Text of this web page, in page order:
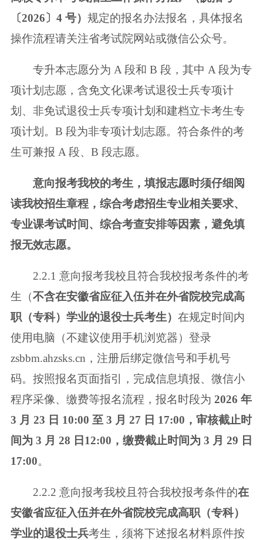
〔2026〕4 号） 规定的报名办法报名，具体报名
操作流程请关注省考试院网站或微信公众号。
专升本志愿分为 A 段和 B 段，其中 A 段为专
项计划志愿，含免文化课考试退役士兵专项计
划、非免试退役士兵专项计划和建档立卡考生专
项计划。B 段为非专项计划志愿。符合条件的考
生可兼报 A 段、B 段志愿。
意向报考我校的考生，填报志愿时须仔细阅
读我校招生章程，综合考虑招生专业相关要求、
专业课考试时间、综合考查安排等因素，避免填
报无效志愿。
2.2.1 意向报考我校且符合我校报考条件的考
生（不含在安徽省应征入伍并在外省院校完成高
职（专科）学业的退役士兵考生） 在规定时间内
使用电脑（不建议使用手机浏览器）登录
zsbbm.ahzsks.cn，注册后绑定微信号和手机号
码。 按照报名页面指引，完成信息填报、微信小
程序采像、缴费等报名流程，报名时段为 2026 年
3 月 23 日 10:00 至 3 月 27 日 17:00，审核截止时
间为 3 月 28 日 12:00，缴费截止时间为 3 月 29 日
17:00。
2.2.2 意向报考我校且符合我校报考条件的在
安徽省应征入伍并在外省院校完成高职（专科）
学业的退役士兵考生，须将下述报名材料原件按